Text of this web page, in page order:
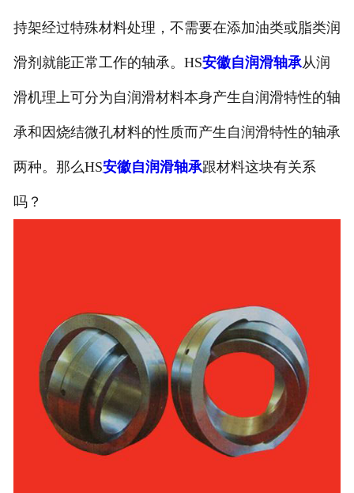
持架经过特殊材料处理，不需要在添加油类或脂类润
滑剂就能正常工作的轴承。HS安徽自润滑轴承从润
滑机理上可分为自润滑材料本身产生自润滑特性的轴
承和因烧结微孔材料的性质而产生自润滑特性的轴承
两种。那么HS安徽自润滑轴承跟材料这块有关系
吗？